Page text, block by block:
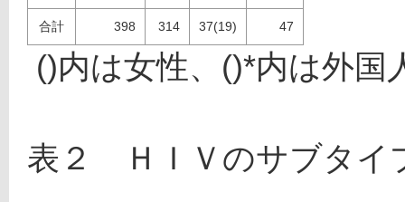
合計 398 314 37(19) 47
()内は女性、()*内は外国
表２　ＨＩＶのサブタイ